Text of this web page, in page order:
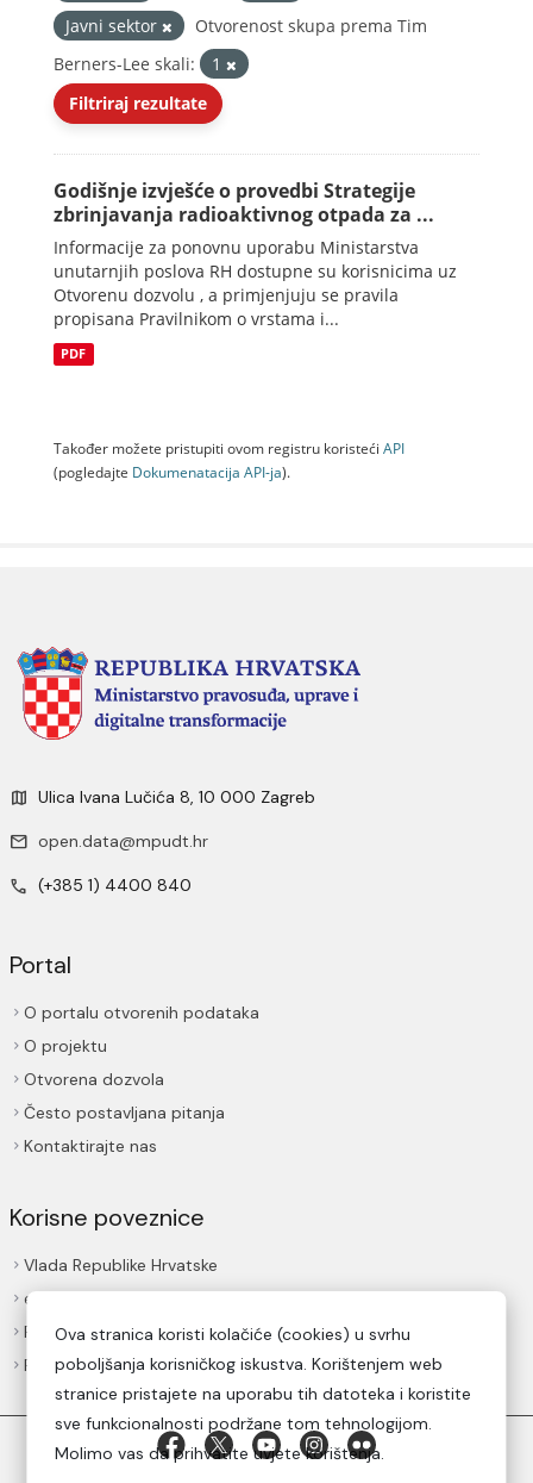
Javni sektor
Otvorenost skupa prema Tim
Berners-Lee skali:
1
Filtriraj rezultate
Godišnje izvješće o provedbi Strategije
zbrinjavanja radioaktivnog otpada za ...
Informacije za ponovnu uporabu Ministarstva
unutarnjih poslova RH dostupne su korisnicima uz
Otvorenu dozvolu , a primjenjuju se pravila
propisana Pravilnikom o vrstama i...
PDF
Također možete pristupiti ovom registru koristeći API
(pogledajte Dokumenаtаcijа API-jа).